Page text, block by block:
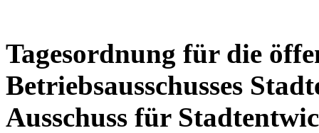
Tagesordnung für die
Betriebsausschusses
Ausschuss für